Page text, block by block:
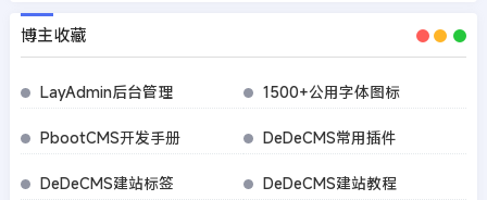
博主收藏
LayAdmin后台管理 1500+公用字体图标
PbootCMS开发手册 DeDeCMS常用插件
DeDeCMS建站标签 DeDeCMS建站教程